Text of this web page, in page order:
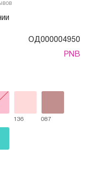
ОД000004950
PNB
136 087